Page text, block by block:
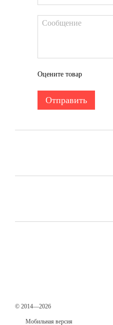
Оцените товар
Отправить
© 2014—2026
Мобильная версия